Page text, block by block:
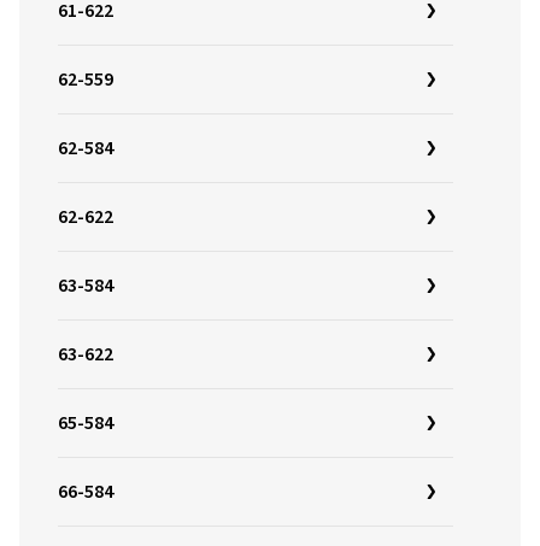
61-622
62-559
62-584
62-622
63-584
63-622
65-584
66-584